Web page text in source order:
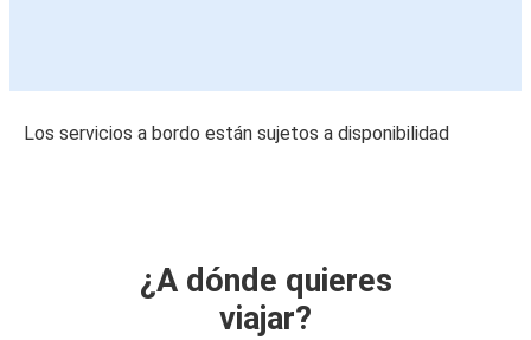
Los servicios a bordo están sujetos a disponibilidad
¿A dónde quieres
viajar?